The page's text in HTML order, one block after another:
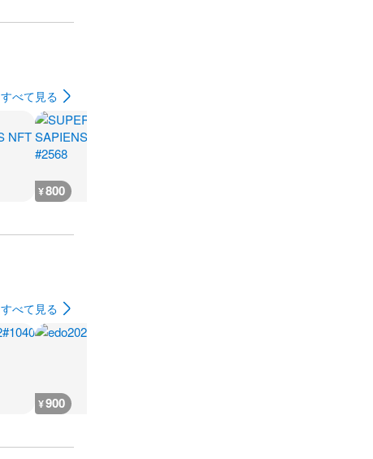
すべて見る
¥800
すべて見る
¥900